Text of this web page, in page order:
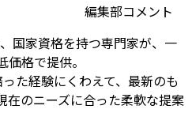
編集部コメント
国家資格を持つ専門家が、一
格で提供。
た経験にくわえて、最新のも
在のニーズに合った柔軟な提案